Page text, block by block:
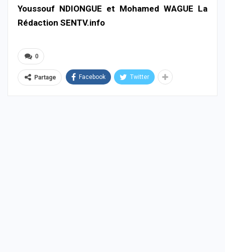
Youssouf NDIONGUE et Mohamed WAGUE La
Rédaction SENTV.info
0
Partage Facebook Twitter